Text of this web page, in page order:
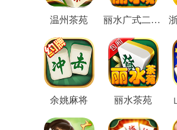
温州茶苑 丽水广式二人麻将
余姚麻将 丽水茶苑